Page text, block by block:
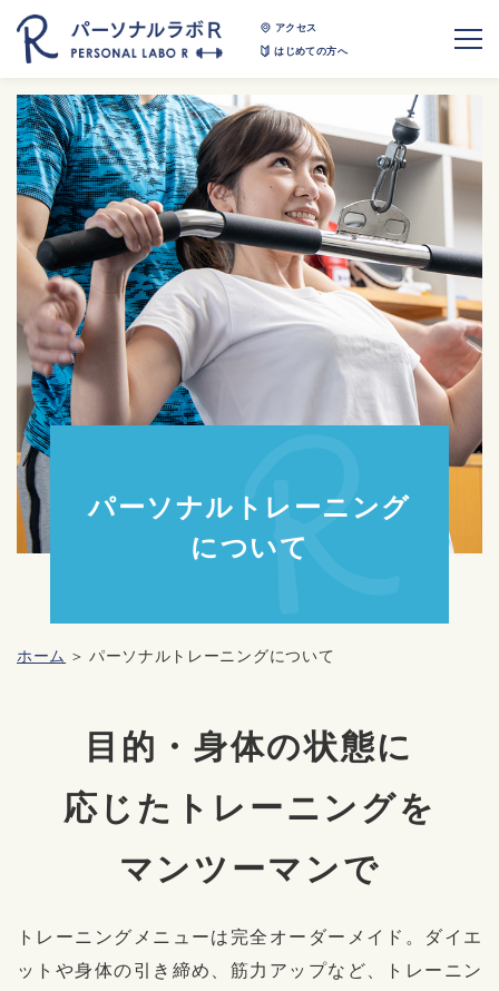
アクセス
はじめての方へ
パーソナルトレーニング
について
ホーム パーソナルトレーニングについて
⽬的・⾝体の状態に
応じたトレーニングを
マンツーマンで
トレーニングメニューは完全オーダーメイド。ダイエ
ットや⾝体の引き締め、筋⼒アップなど、トレーニン